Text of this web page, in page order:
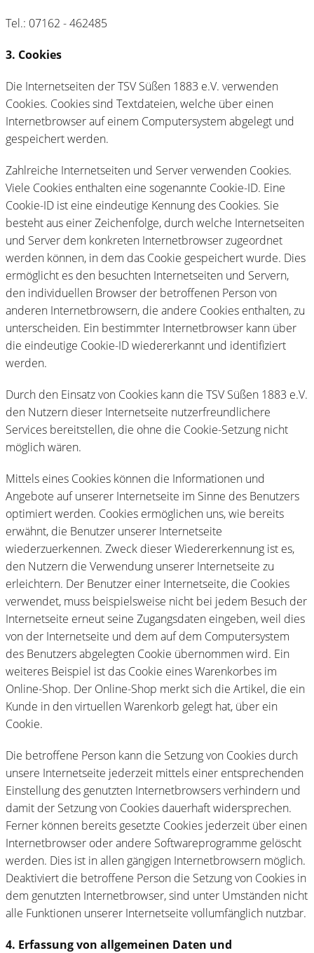
Tel.: 07162 - 462485
3. Cookies
Die Internetseiten der TSV Süßen 1883 e.V. verwenden
Cookies. Cookies sind Textdateien, welche über einen
Internetbrowser auf einem Computersystem abgelegt und
gespeichert werden.
Zahlreiche Internetseiten und Server verwenden Cookies.
Viele Cookies enthalten eine sogenannte Cookie-ID. Eine
Cookie-ID ist eine eindeutige Kennung des Cookies. Sie
besteht aus einer Zeichenfolge, durch welche Internetseiten
und Server dem konkreten Internetbrowser zugeordnet
werden können, in dem das Cookie gespeichert wurde. Dies
ermöglicht es den besuchten Internetseiten und Servern,
den individuellen Browser der betroffenen Person von
anderen Internetbrowsern, die andere Cookies enthalten, zu
unterscheiden. Ein bestimmter Internetbrowser kann über
die eindeutige Cookie-ID wiedererkannt und identifiziert
werden.
Durch den Einsatz von Cookies kann die TSV Süßen 1883 e.V.
den Nutzern dieser Internetseite nutzerfreundlichere
Services bereitstellen, die ohne die Cookie-Setzung nicht
möglich wären.
Mittels eines Cookies können die Informationen und
Angebote auf unserer Internetseite im Sinne des Benutzers
optimiert werden. Cookies ermöglichen uns, wie bereits
erwähnt, die Benutzer unserer Internetseite
wiederzuerkennen. Zweck dieser Wiedererkennung ist es,
den Nutzern die Verwendung unserer Internetseite zu
erleichtern. Der Benutzer einer Internetseite, die Cookies
verwendet, muss beispielsweise nicht bei jedem Besuch der
Internetseite erneut seine Zugangsdaten eingeben, weil dies
von der Internetseite und dem auf dem Computersystem
des Benutzers abgelegten Cookie übernommen wird. Ein
weiteres Beispiel ist das Cookie eines Warenkorbes im
Online-Shop. Der Online-Shop merkt sich die Artikel, die ein
Kunde in den virtuellen Warenkorb gelegt hat, über ein
Cookie.
Die betroffene Person kann die Setzung von Cookies durch
unsere Internetseite jederzeit mittels einer entsprechenden
Einstellung des genutzten Internetbrowsers verhindern und
damit der Setzung von Cookies dauerhaft widersprechen.
Ferner können bereits gesetzte Cookies jederzeit über einen
Internetbrowser oder andere Softwareprogramme gelöscht
werden. Dies ist in allen gängigen Internetbrowsern möglich.
Deaktiviert die betroffene Person die Setzung von Cookies in
dem genutzten Internetbrowser, sind unter Umständen nicht
alle Funktionen unserer Internetseite vollumfänglich nutzbar.
4. Erfassung von allgemeinen Daten und